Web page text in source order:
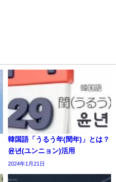
韓国語「うるう年(閏年)」とは？
윤년(ユンニョン)活用
2024年1月21日